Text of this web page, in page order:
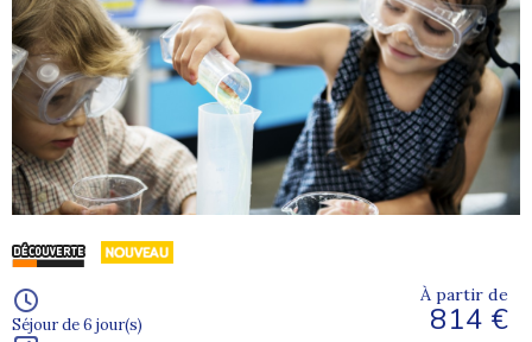
Séjour de 6 jour(s)
À partir de
814 €